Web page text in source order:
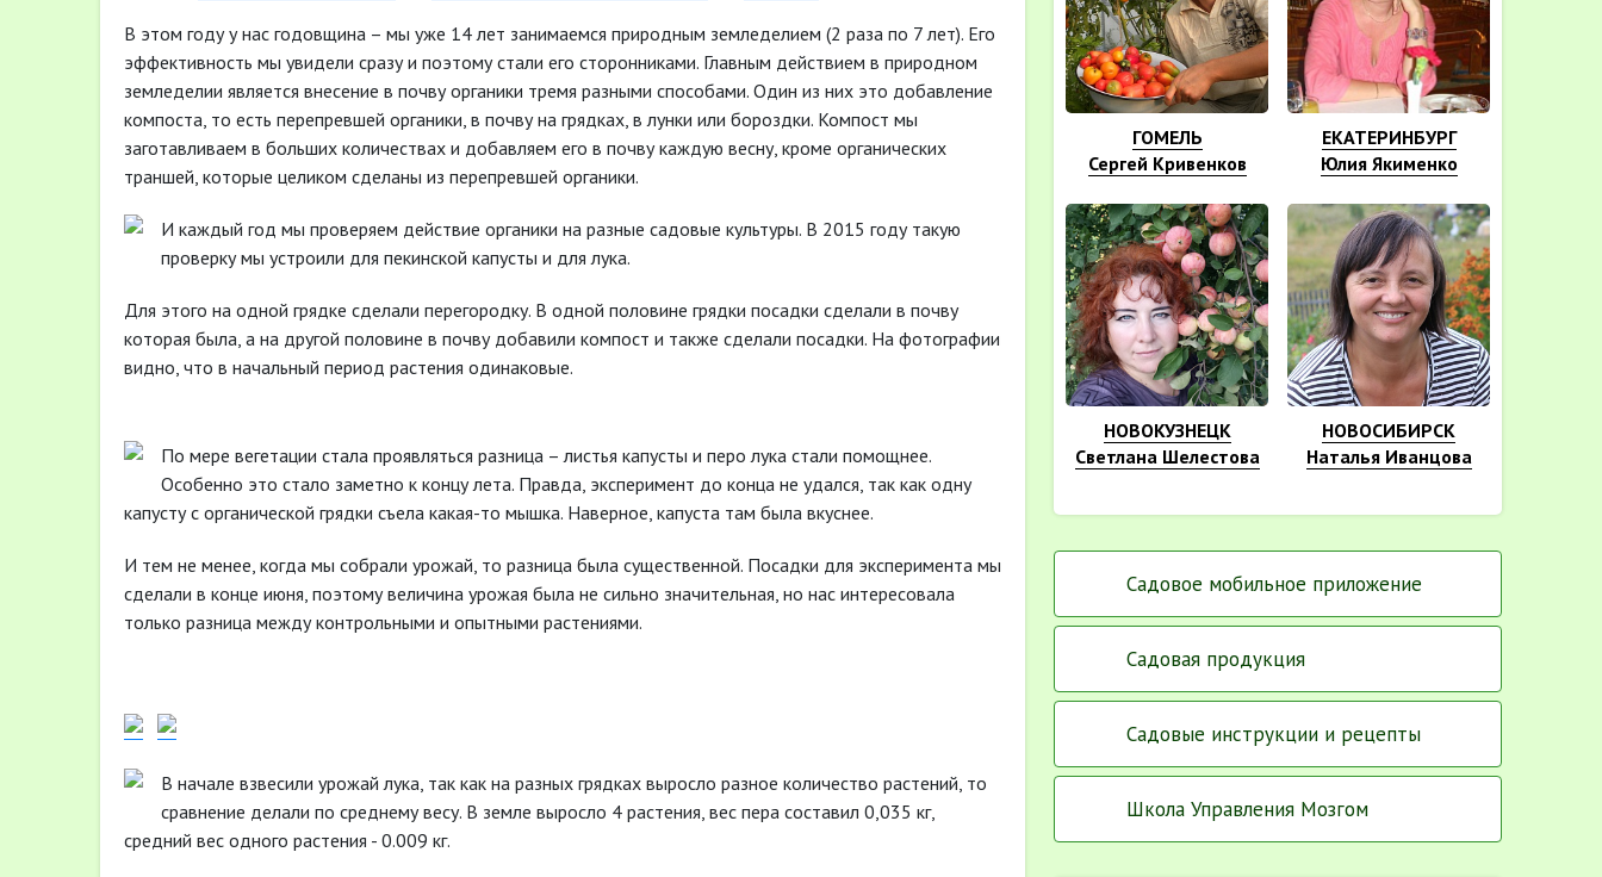
В этом году у нас годовщина – мы уже 14 лет занимаемся природным земледелием (2 раза по 7 лет). Его
эффективность мы увидели сразу и поэтому стали его сторонниками. Главным действием в природном
земледелии является внесение в почву органики тремя разными способами. Один из них это добавление
компоста, то есть перепревшей органики, в почву на грядках, в лунки или бороздки. Компост мы
заготавливаем в больших количествах и добавляем его в почву каждую весну, кроме органических
траншей, которые целиком сделаны из перепревшей органики.
И каждый год мы проверяем действие органики на разные садовые культуры. В 2015 году такую
проверку мы устроили для пекинской капусты и для лука.
Для этого на одной грядке сделали перегородку. В одной половине грядки посадки сделали в почву
которая была, а на другой половине в почву добавили компост и также сделали посадки. На фотографии
видно, что в начальный период растения одинаковые.
По мере вегетации стала проявляться разница – листья капусты и перо лука стали помощнее.
Особенно это стало заметно к концу лета. Правда, эксперимент до конца не удался, так как одну
капусту с органической грядки съела какая-то мышка. Наверное, капуста там была вкуснее.
И тем не менее, когда мы собрали урожай, то разница была существенной. Посадки для эксперимента мы
сделали в конце июня, поэтому величина урожая была не сильно значительная, но нас интересовала
только разница между контрольными и опытными растениями.
В начале взвесили урожай лука, так как на разных грядках выросло разное количество растений, то
сравнение делали по среднему весу. В земле выросло 4 растения, вес пера составил 0,035 кг,
средний вес одного растения - 0.009 кг.
ГОМЕЛЬ
Сергей Кривенков
ЕКАТЕРИНБУРГ
Юлия Якименко
НОВОКУЗНЕЦК
Светлана Шелестова
НОВОСИБИРСК
Наталья Иванцова
Садовое мобильное приложение
Садовая продукция
Садовые инструкции и рецепты
Школа Управления Мозгом